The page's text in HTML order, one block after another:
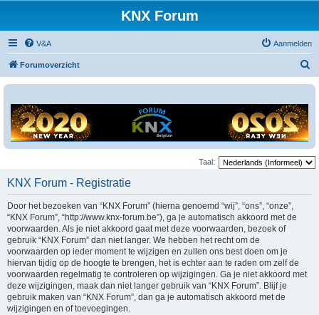
KNX Forum
V&A Aanmelden
Forumoverzicht
Taal:
KNX Forum - Registratie
Door het bezoeken van “KNX Forum” (hierna genoemd “wij”, “ons”, “onze”,
“KNX Forum”, “http://www.knx-forum.be”), ga je automatisch akkoord met de
voorwaarden. Als je niet akkoord gaat met deze voorwaarden, bezoek of
gebruik “KNX Forum” dan niet langer. We hebben het recht om de
voorwaarden op ieder moment te wijzigen en zullen ons best doen om je
hiervan tijdig op de hoogte te brengen, het is echter aan te raden om zelf de
voorwaarden regelmatig te controleren op wijzigingen. Ga je niet akkoord met
deze wijzigingen, maak dan niet langer gebruik van “KNX Forum”. Blijf je
gebruik maken van “KNX Forum”, dan ga je automatisch akkoord met de
wijzigingen en of toevoegingen.